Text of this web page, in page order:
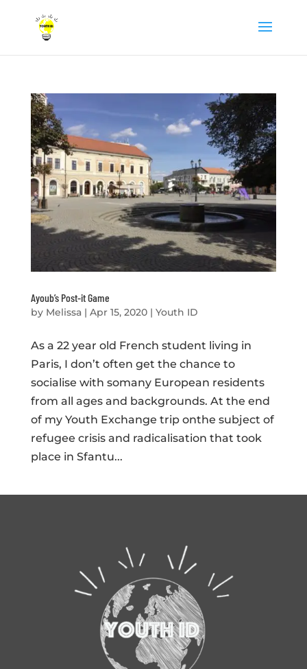
Ayoub’s Post-it Game
by Melissa| Apr 15, 2020| Youth ID
As a 22 year old French student living in
Paris, I don’t often get the chance to
socialise with somany European residents
from all ages and backgrounds. At the end
of my Youth Exchange trip onthe subject of
refugee crisis and radicalisation that took
place in Sfantu...